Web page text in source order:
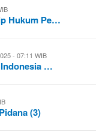
Hukum Pe…
- 07:11 WIB
…
(3)